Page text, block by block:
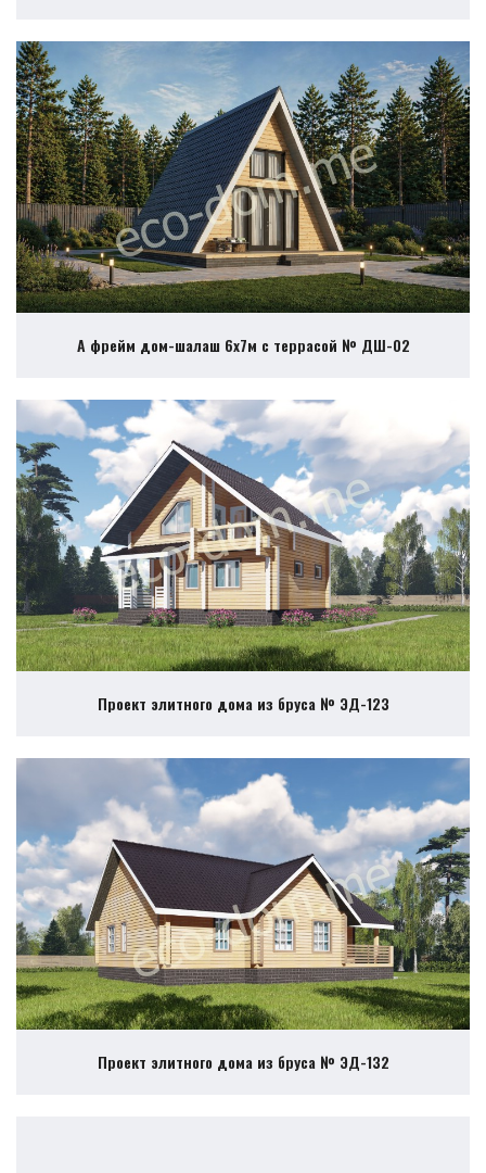
А фрейм дом-шалаш 6х7м с террасой № ДШ-02
Проект элитного дома из бруса № ЭД-123
Проект элитного дома из бруса № ЭД-132